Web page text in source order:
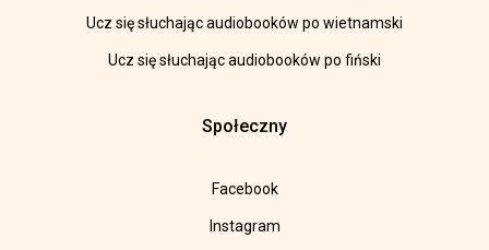
Ucz się słuchając audiobooków po wietnamski
Ucz się słuchając audiobooków po fiński
Społeczny
Facebook
Instagram